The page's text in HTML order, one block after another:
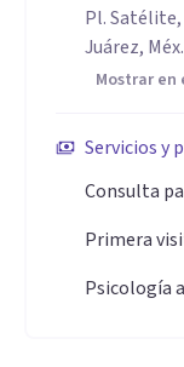
Pl. Satélite,
Juárez, Méx.
Mostrar en
Servicios y
Consulta
Primera
Psicología